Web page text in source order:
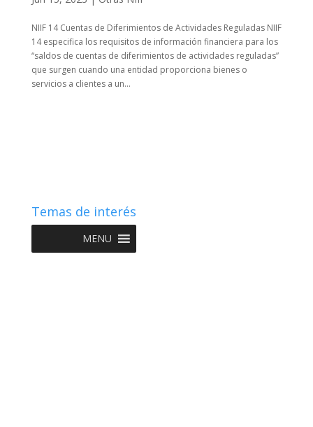
NIIF 14 Cuentas de Diferimientos de Actividades Reguladas NIIF
14 especifica los requisitos de información financiera para los
“saldos de cuentas de diferimientos de actividades reguladas”
que surgen cuando una entidad proporciona bienes o
servicios a clientes a un...
Temas de interés
MENU